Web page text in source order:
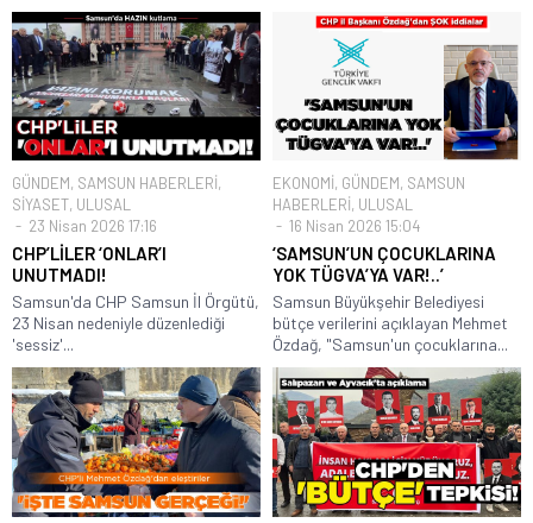
GÜNDEM, SAMSUN HABERLERİ,
SİYASET, ULUSAL
23 Nisan 2026 17:16
CHP’LİLER ‘ONLAR’I
UNUTMADI!
Samsun'da CHP Samsun İl Örgütü,
23 Nisan nedeniyle düzenlediği
'sessiz'...
EKONOMİ, GÜNDEM, SAMSUN
HABERLERİ, ULUSAL
16 Nisan 2026 15:04
‘SAMSUN’UN ÇOCUKLARINA
YOK TÜGVA’YA VAR!..’
Samsun Büyükşehir Belediyesi
bütçe verilerini açıklayan Mehmet
Özdağ, "Samsun'un çocuklarına...